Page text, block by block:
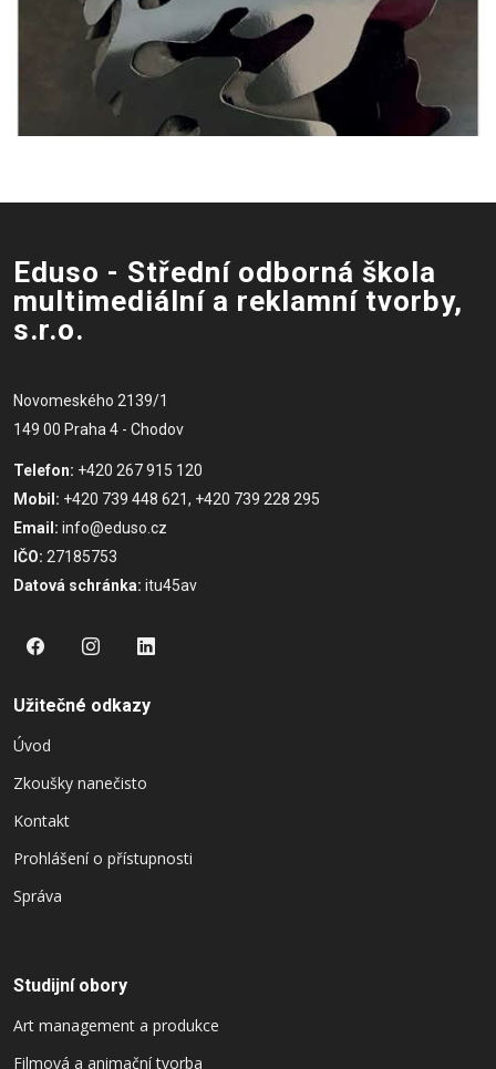
Eduso - Střední odborná škola
multimediální a reklamní tvorby,
s.r.o.
Novomeského 2139/1
149 00 Praha 4 - Chodov
Telefon: +420 267 915 120
Mobil: +420 739 448 621, +420 739 228 295
Email: info@eduso.cz
IČO: 27185753
Datová schránka: itu45av
Užitečné odkazy
Úvod
Zkoušky nanečisto
Kontakt
Prohlášení o přístupnosti
Správa
Studijní obory
Art management a produkce
Filmová a animační tvorba